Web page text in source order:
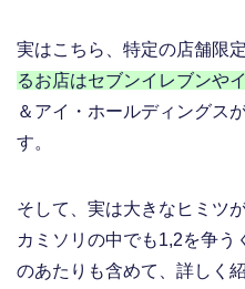
実はこちら、特定の店舗限
るお店はセブンイレブンや
＆アイ・ホールディングス
す。
そして、実は大きなヒミツ
カミソリの中でも1,2を争う
のあたりも含めて、詳しく